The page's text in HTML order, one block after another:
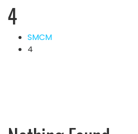
4
SMCM
4